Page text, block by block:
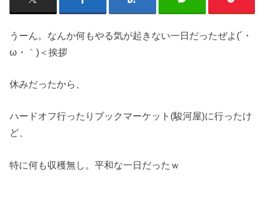
うーん。なんか何もやる気が起きない一日だったぜよ(´・
ω・｀)＜挨拶
休みだったから、
ハードオフ行ったりブックマーケット(駿河屋)に行ったけ
ど、
特に何も収穫無し。平和な一日だったｗ